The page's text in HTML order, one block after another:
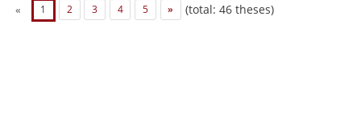
« 1 2 3 4 5 » (total: 46 theses)